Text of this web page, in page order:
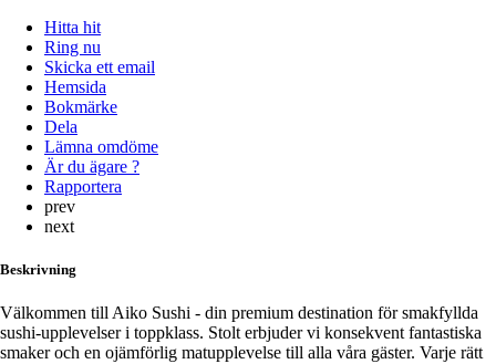
Hitta hit
Ring nu
Skicka ett email
Hemsida
Bokmärke
Dela
Lämna omdöme
Är du ägare ?
Rapportera
prev
next
Beskrivning
Välkommen till Aiko Sushi - din premium destination för smakfyllda
sushi-upplevelser i toppklass. Stolt erbjuder vi konsekvent fantastiska
smaker och en ojämförlig matupplevelse till alla våra gäster. Varje rätt